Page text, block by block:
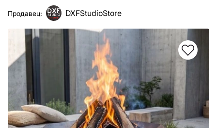
Продавец: DXFStudioStore